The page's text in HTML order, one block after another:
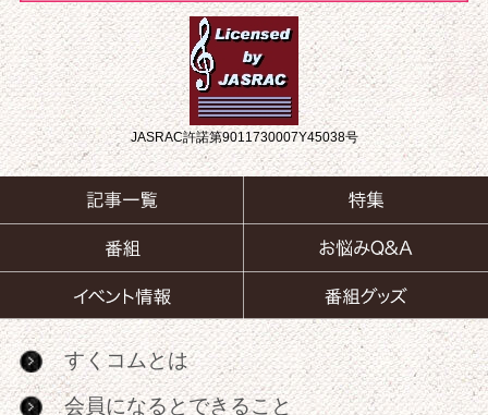
JASRAC許諾第9011730007Y45038号
すくコムとは
会員になるとできること